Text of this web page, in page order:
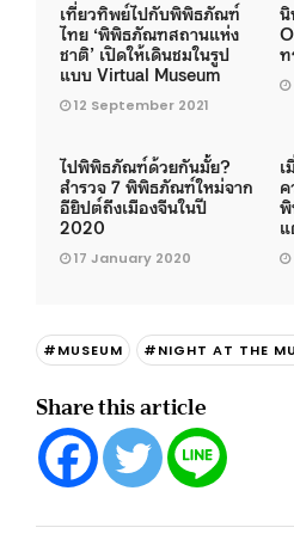
เที่ยวทิพย์ไปกับพิพิธภัณฑ์
ไทย ‘พิพิธภัณฑสถานแห่ง
ชาติ’ เปิดให้เดินชมในรูป
แบบ Virtual Museum
12 September 2021
นิ
ท
ไปพิพิธภัณฑ์ด้วยกันมั้ย?
สำรวจ 7 พิพิธภัณฑ์ใหม่จาก
อียิปต์ถึงเมืองจีนในปี
2020
17 January 2020
เ
ค
แ
#MUSEUM #NIGHT AT THE
Share this article